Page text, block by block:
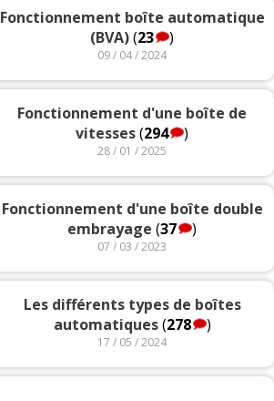
Fonctionnement boîte automatique
(BVA)(23 )
09 / 04 / 2024
Fonctionnement d'une boîte de
vitesses(294 )
28 / 01 / 2025
Fonctionnement d'une boîte double
embrayage (37 )
07 / 03 / 2023
Les différents types de boîtes
automatiques(278 )
17 / 05 / 2024